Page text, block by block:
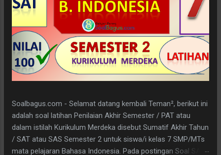
Soalbagus.com - Selamat datang kembali Teman², berikut ini
adalah soal latihan Penilaian Akhir Semester / PAT atau
dalam istilah Kurikulum Merdeka disebut Sumatif Akhir Tahun
/ SAT atau SAS Semester 2 untuk siswa/i kelas 7 SMP/MTs
mata pelajaran Bahasa Indonesia. Pada postingan Soal SAT